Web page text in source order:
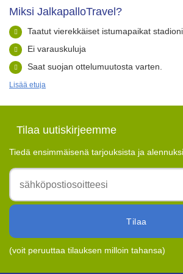
Miksi JalkapalloTravel?
Taatut vierekkäiset istumapaikat
Ei varauskuluja
Saat suojan ottelumuutosta varten.
Lisää etuja
Tilaa uutiskirjeemme
Tiedä ensimmäisenä tarjouksista ja
Tilaa
(voit peruuttaa tilauksen milloin tahansa)